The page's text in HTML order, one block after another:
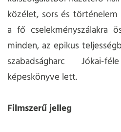
közélet, sors és történelem
a fő cselekményszálakra
minden, az epikus
szabadságharc Jókai-
képeskönyve lett.
Filmszerű jelleg